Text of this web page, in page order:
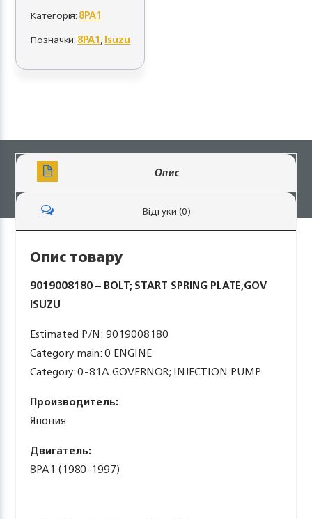
Категорія:8PA1
Позначки:8PA1,Isuzu
Опис
Відгуки (0)
Опис товару
9019008180 – BOLT; START SPRING PLATE,GOV
ISUZU
Estimated P/N: 9019008180
Category main: 0 ENGINE
Category: 0-81A GOVERNOR; INJECTION PUMP
Производитель:
Япония
Двигатель:
8PA1 (1980-1997)